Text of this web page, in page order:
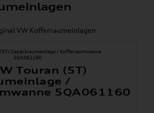
VW Kofferraumeinlagen
Touran (5T)
/
5QA061160